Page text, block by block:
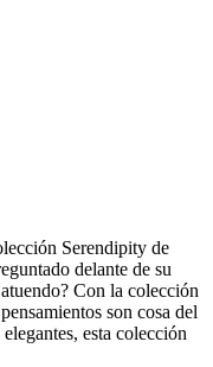
Serendipity de
delante de su
Con la colección
son cosa del
esta colección